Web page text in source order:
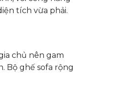
tích vừa phải.
chủ nên gam
Bộ ghế sofa rộng